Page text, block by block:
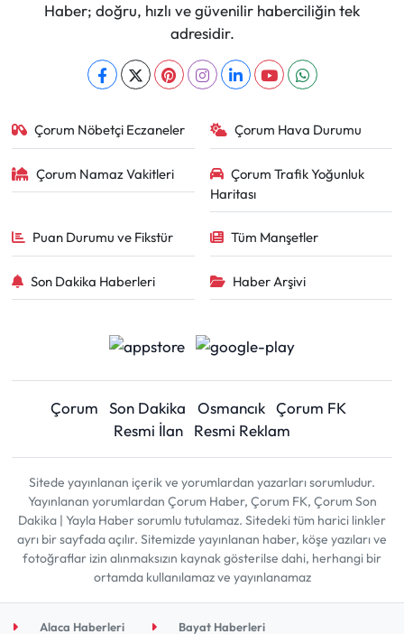
Haber; doğru, hızlı ve güvenilir haberciliğin tek
adresidir.
Çorum Nöbetçi Eczaneler Çorum Hava Durumu
Çorum Namaz Vakitleri
Çorum Trafik Yoğunluk
Haritası
Puan Durumu ve Fikstür Tüm Manşetler
Son Dakika Haberleri Haber Arşivi
Çorum Son Dakika Osmancık Çorum FK
Resmi İlan
Resmi Reklam
Sitede yayınlanan içerik ve yorumlardan yazarları sorumludur.
Yayınlanan yorumlardan Çorum Haber, Çorum FK, Çorum Son
Dakika | Yayla Haber sorumlu tutulamaz. Sitedeki tüm harici linkler
ayrı bir sayfada açılır. Sitemizde yayınlanan haber, köşe yazıları ve
fotoğraflar izin alınmaksızın kaynak gösterilse dahi, herhangi bir
ortamda kullanılamaz ve yayınlanamaz
Alaca Haberleri Bayat Haberleri